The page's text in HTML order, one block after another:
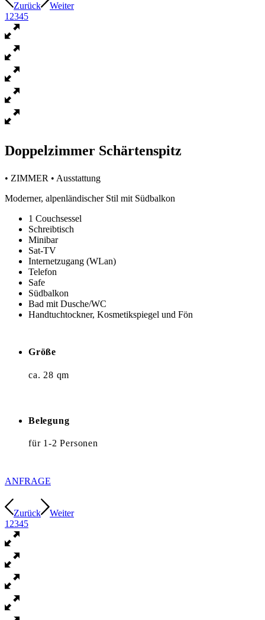
Zurück
Weiter
1 2345
Doppelzimmer Schärtenspitz
• ZIMMER • Ausstattung
Moderner, alpenländischer Stil mit Südbalkon
1 Couchsessel
Schreibtisch
Minibar
Sat-TV
Internetzugang (WLan)
Telefon
Safe
Südbalkon
Bad mit Dusche/WC
Handtuchtockner, Kosmetikspiegel und Fön
Größe
ca. 28 qm
Belegung
für 1-2 Personen
ANFRAGE
Zurück
Weiter
1 2345